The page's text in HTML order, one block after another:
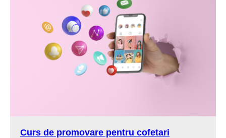
Curs de promovare pentru cofetari